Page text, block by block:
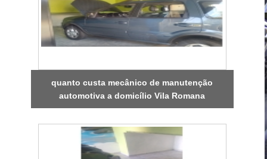
quanto custa mecânico de manutenção
automotiva a domicílio Vila Romana